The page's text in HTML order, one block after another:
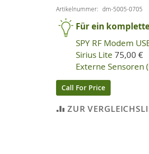
Artikelnummer dm-5005-0705
Für ein
SPY RF Modem
Sirius Lite 75,00 €
Externe Sensoren
Call For Price
ZUR